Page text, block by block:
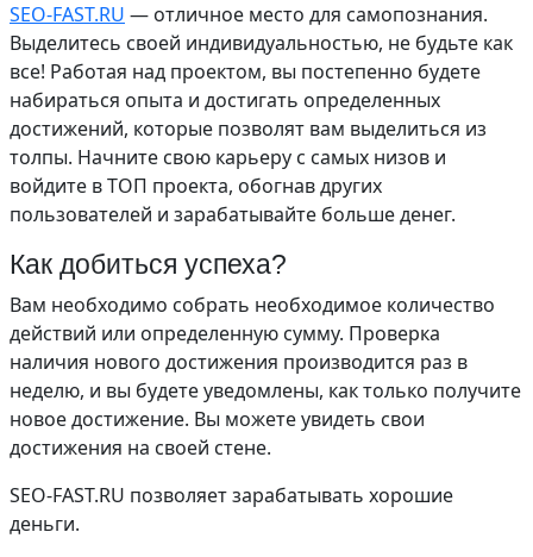
SEO-FAST.RU — отличное место для самопознания.
Выделитесь своей индивидуальностью, не будьте как
все! Работая над проектом, вы постепенно будете
набираться опыта и достигать определенных
достижений, которые позволят вам выделиться из
толпы. Начните свою карьеру с самых низов и
войдите в ТОП проекта, обогнав других
пользователей и зарабатывайте больше денег.
Как добиться успеха?
Вам необходимо собрать необходимое количество
действий или определенную сумму. Проверка
наличия нового достижения производится раз в
неделю, и вы будете уведомлены, как только получите
новое достижение. Вы можете увидеть свои
достижения на своей стене.
SEO-FAST.RU позволяет зарабатывать хорошие
деньги.